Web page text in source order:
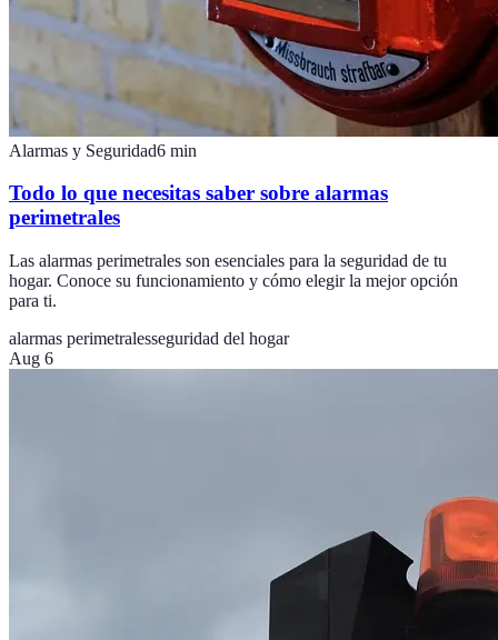
Alarmas y Seguridad6 min
Todo lo que necesitas saber sobre alarmas
perimetrales
Las alarmas perimetrales son esenciales para la seguridad de tu
hogar. Conoce su funcionamiento y cómo elegir la mejor opción
para ti.
alarmas perimetralesseguridad del hogar
Aug 6